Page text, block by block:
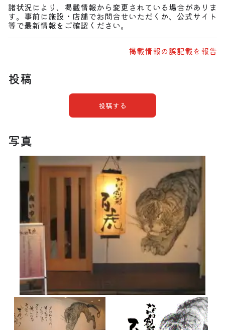
諸状況により、掲載情報から変更されている場合がありま
す。事前に施設・店舗でお問合せいただくか、公式サイト
等で最新情報をご確認ください。
掲載情報の誤記載を報告
投稿
投稿する
写真